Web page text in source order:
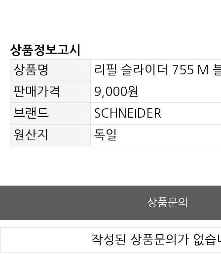
상품정보고시
상품명
리필 슬라이더 755 M
판매가격
9,000원
브랜드
SCHNEIDER
원산지
독일
상품문의
작성된 상품문의가 없습